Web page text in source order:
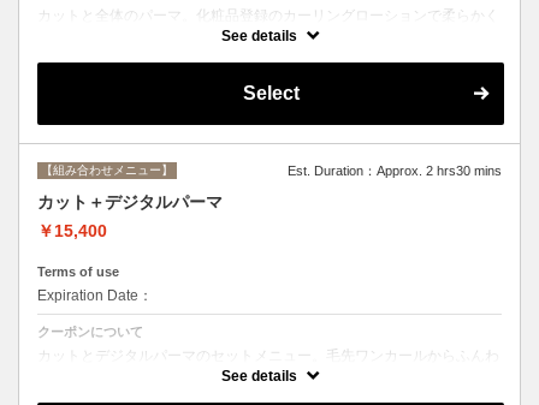
カットと全体のパーマ。化粧品登録のカーリングローションで柔らかく
動きのあるスタイルからしっかりウェーブまで☆シャンプー、ブロー込
See details
Select
【組み合わせメニュー】 Est. Duration：Approx. 2 hrs30 mins
カット＋デジタルパーマ
￥15,400
Terms of use
Expiration Date：
クーポンについて
カットとデジタルパーマのセットメニュー。毛先ワンカールからふんわ
りルーズなカールまで大きめしっかりカール♪シャンプー・ブロー込
See details